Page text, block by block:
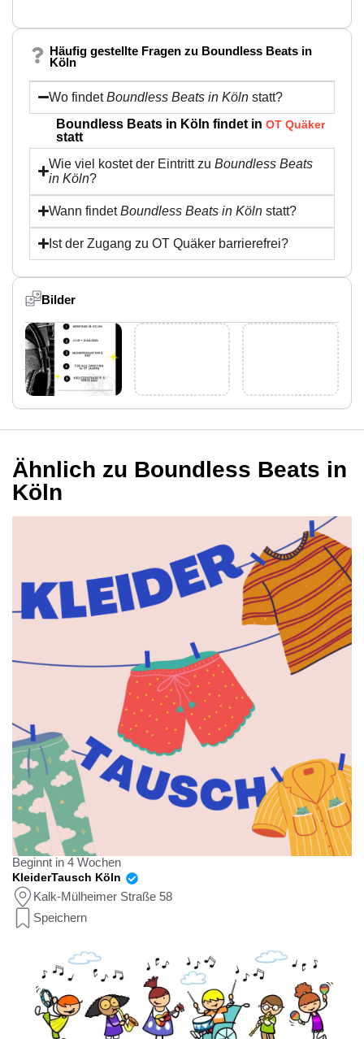
Häufig gestellte Fragen zu Boundless Beats in
Köln
Wo findetBoundless Beats in Köln statt?
Boundless Beats in Köln findet in OT Quäker
statt
Wie viel kostet der Eintritt zuBoundless Beats
in Köln?
Wann findetBoundless Beats in Köln statt?
Ist der Zugang zu OT Quäker barrierefrei?
Bilder
Ähnlich zu Boundless Beats in
Köln
Beginnt in 4 Wochen
KleiderTausch Köln
Kalk-Mülheimer Straße 58
Speichern